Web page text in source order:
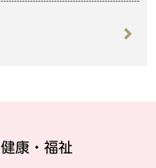
健康・福祉